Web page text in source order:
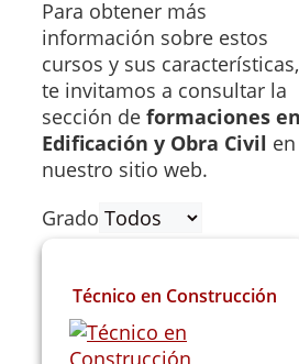
Para obtener más
información sobre estos
cursos y sus características,
te invitamos a consultar la
sección de formaciones en
Edificación y Obra Civil en
nuestro sitio web.
Grado
Técnico en Construcción